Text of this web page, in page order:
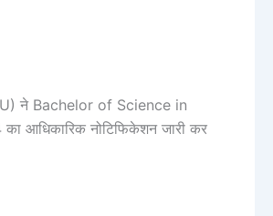
ने Bachelor of Science in
आधिकारिक नोटिफिकेशन जारी कर